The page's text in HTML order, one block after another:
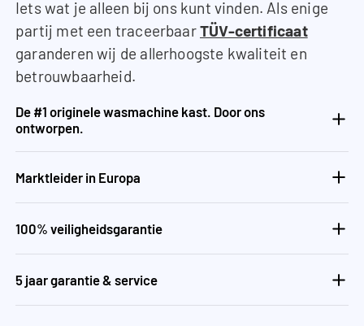
Iets wat je alleen bij ons kunt vinden. Als enige
partij met een traceerbaarTÜV-certificaat
garanderen wij de allerhoogste kwaliteit en
betrouwbaarheid.
De #1 originele wasmachine kast. Door ons
ontworpen.
Marktleider in Europa
100% veiligheidsgarantie
5 jaar garantie & service